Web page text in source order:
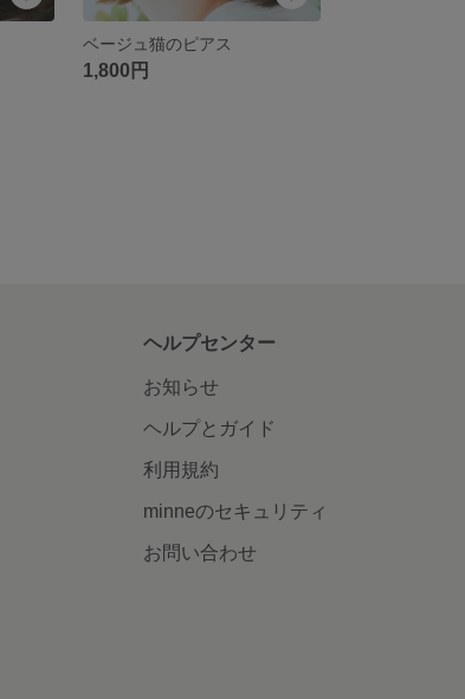
ベージュ猫のピアス
1,800円
ヘルプセンター
お知らせ
ヘルプとガイド
利用規約
minneのセキュリティ
お問い合わせ